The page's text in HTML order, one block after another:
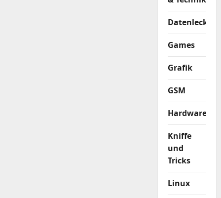
Datenleck
Games
Grafik
GSM
Hardware
Kniffe
und
Tricks
Linux